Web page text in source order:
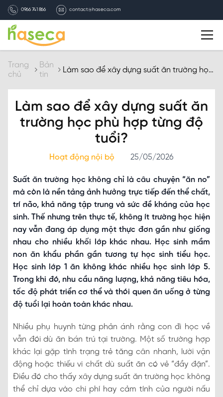
0966 741 866 contact@haseca.com
Giới thiệu
Chọn Haseca
Dịch vụ
Tuyển dụng
Liên hệ
Trang
chủ
Bản
tin
Làm sao để xây dựng suất ăn trường học
Làm sao để xây dựng suất ăn
trường học phù hợp từng độ
tuổi?
Hoạt động nội bộ 25/05/2026
Suất ăn trường học không chỉ là câu chuyện “ăn no”
mà còn là nền tảng ảnh hưởng trực tiếp đến thể chất,
trí não, khả năng tập trung và sức đề kháng của học
sinh. Thế nhưng trên thực tế, không ít trường học hiện
nay vẫn đang áp dụng một thực đơn gần như giống
nhau cho nhiều khối lớp khác nhau. Học sinh mầm
non ăn khẩu phần gần tương tự học sinh tiểu học.
Học sinh lớp 1 ăn không khác nhiều học sinh lớp 5.
Trong khi đó, nhu cầu năng lượng, khả năng tiêu hóa,
tốc độ phát triển cơ thể và thói quen ăn uống ở từng
độ tuổi lại hoàn toàn khác nhau.
Nhiều phụ huynh từng phản ánh rằng con đi học về
vẫn đói dù ăn bán trú tại trường. Một số trường hợp
khác lại gặp tình trạng trẻ tăng cân nhanh, lười vận
động hoặc thiếu vi chất dù suất ăn có vẻ “đầy đặn”.
Điều đó cho thấy xây dựng suất ăn trường học không
thể chỉ dựa vào chi phí hay cảm tính của người nấu